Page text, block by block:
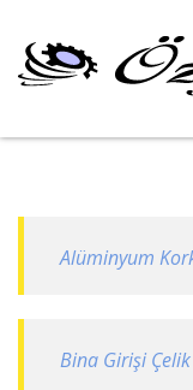
Alüminyum
Bina Girişi